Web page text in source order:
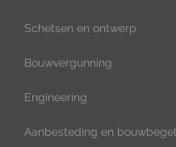
Schetsen en ontwerp
Bouwvergunning
Engineering
Aanbesteding en